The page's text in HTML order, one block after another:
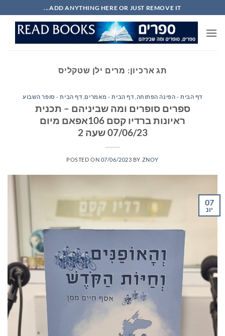
to
content
ADD ANYTHING HERE OR JUST REMOVE IT...
תג ארכיון: מרים ילן שטקליס
דף הבית - הפינה הפתוחה דף הבית - מאמרים דף הבית - סופר השבוע
ספרים סופרים ומה שביניהם – תכנית
ראיונות ברדיו קסם 106אפאם מיום
07/06/23 שעה 2
POSTED ON 07/06/2023 BY ZNOY
07
יונ